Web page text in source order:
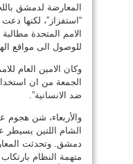
المعارضة لدمشق
“استفزاز”، لكنها
الامم المتحدة
للوصول الى مواقع
وكان الامين العام
الجمعة من ان
ضد الانسانية”.
والأربعاء، شن هجوم
الشام اللتين يسيطر
متهمة النظام